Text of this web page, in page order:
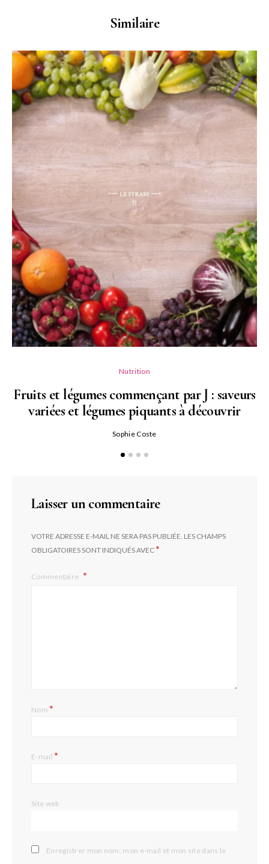
Similaire
Nutrition
Fruits et légumes commençant par J : saveurs
variées et légumes piquants à découvrir
Sophie Coste
Laisser un commentaire
VOTRE ADRESSE E-MAIL NE SERA PAS PUBLIÉE. LES CHAMPS
OBLIGATOIRES SONT INDIQUÉS AVEC*
Commentaire
Nom*
E-mail*
Site web
Enregistrer mon nom, mon e-mail et mon site dans le